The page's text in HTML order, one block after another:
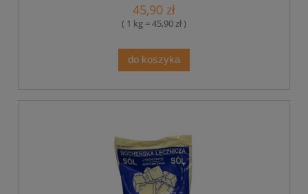
45,90 zł
( 1 kg = 45,90 zł )
do koszyka